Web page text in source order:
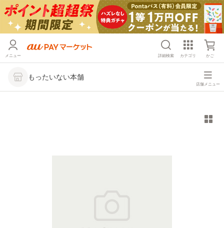
メニュー 詳細検索 カテゴリ かご
もったいない本舗
店舗メニュー